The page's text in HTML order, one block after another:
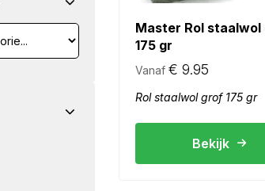
Master Rol
175 gr
Vanaf € 9.95
Rol staalwol grof 175 gr
Bekijk